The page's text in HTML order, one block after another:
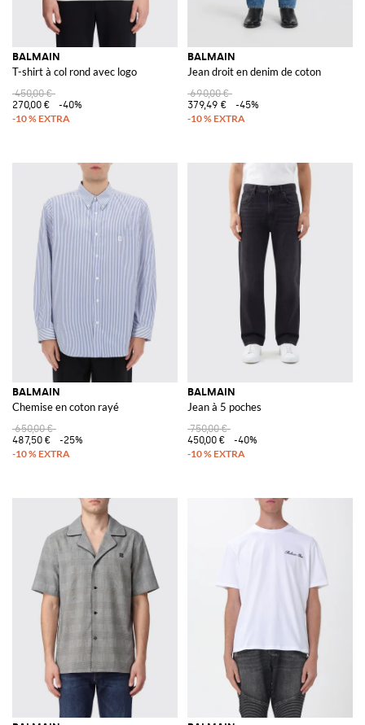
BALMAIN
T-shirt à col rond avec logo
450,00 €
270,00 €
-40%
BALMAIN
Jean droit en denim de coton
690,00 €
379,49 €
-45%
BALMAIN
Chemise en coton rayé
650,00 €
487,50 €
-25%
BALMAIN
Jean à 5 poches
750,00 €
450,00 €
-40%